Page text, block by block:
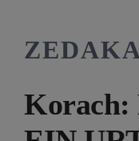
Korach: